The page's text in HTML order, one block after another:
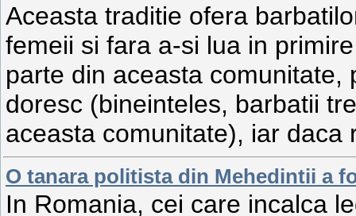
Aceasta traditie ofera
femeii si fara a-si lua in
parte din aceasta
doresc (bineinteles, barbatii
aceasta comunitate), iar
O tanara politista din Mehedintii a
In Romania, cei care incalca